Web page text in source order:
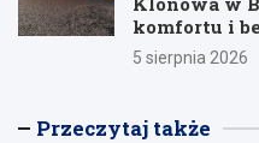
komfortu i
5 sierpnia 2026
Przeczytaj także